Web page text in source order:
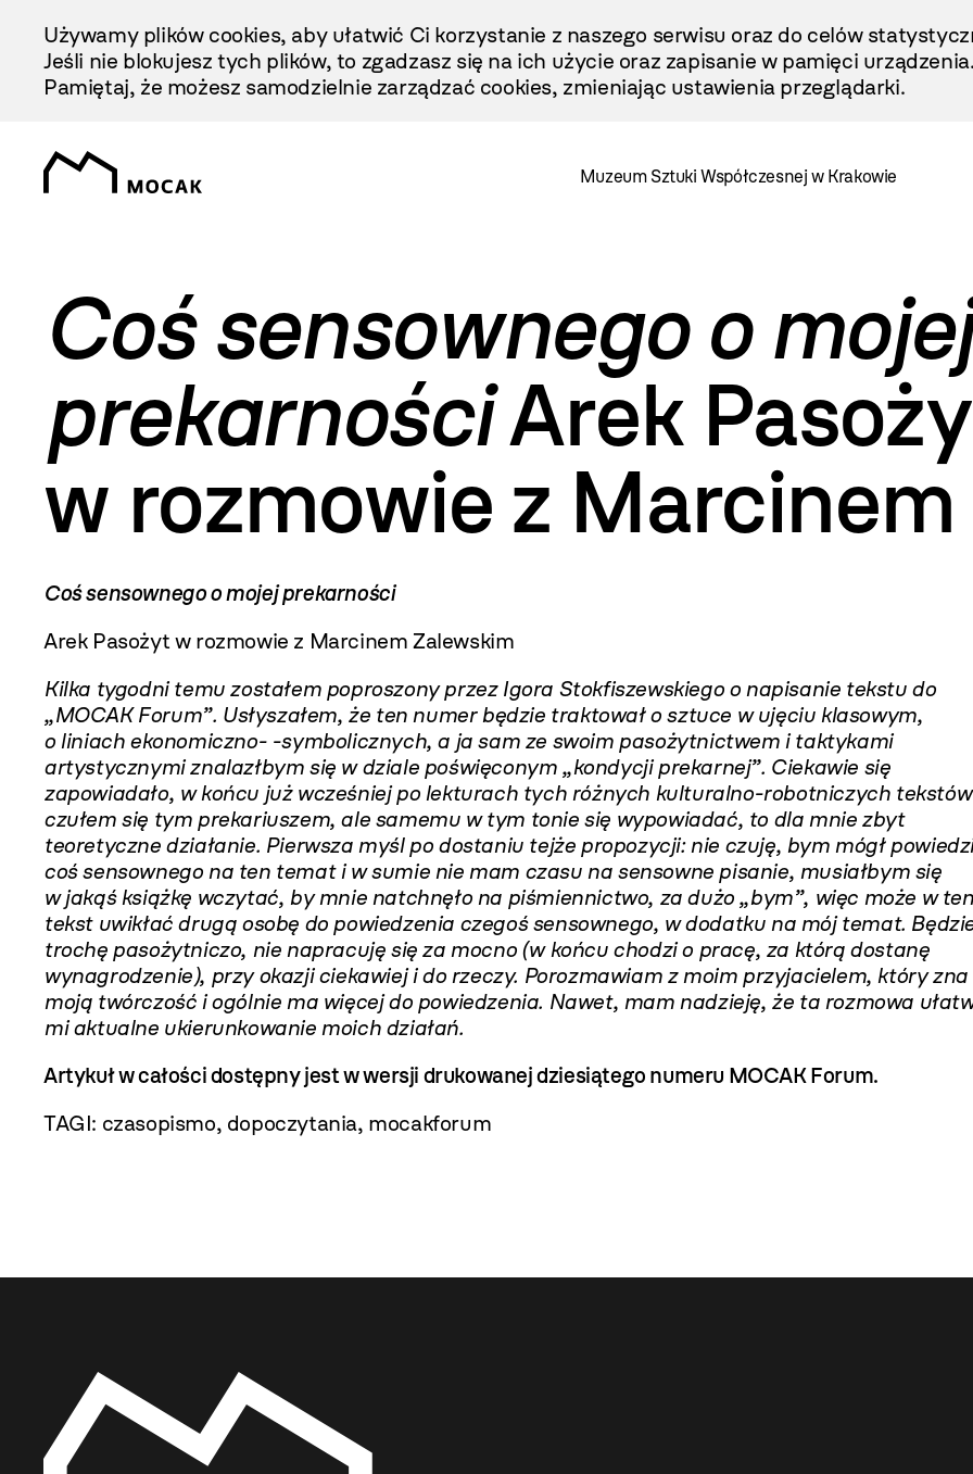
Treści
Używamy plików cookies, aby ułatwić Ci korzystanie z naszego serwisu oraz do celów
Jeśli nie blokujesz tych plików, to zgadzasz się na ich użycie oraz zapisanie w pamięci
Pamiętaj, że możesz samodzielnie zarządzać cookies, zmieniając ustawienia przeglądarki.
Muzeum Sztuki Współczesnej w Krakowie
Coś sensownego o mojej
prekarnościArek
w rozmowie z
Coś sensownego o mojej prekarności
Arek Pasożyt w rozmowie z Marcinem Zalewskim
Kilka tygodni temu zostałem poproszony przez Igora Stokfiszewskiego o napisanie tekstu do
„MOCAK Forum”. Usłyszałem, że ten numer będzie traktował o sztuce w ujęciu klasowym,
o liniach ekonomiczno- -symbolicznych, a ja sam ze swoim pasożytnictwem i taktykami
artystycznymi znalazłbym się w dziale poświęconym „kondycji prekarnej”. Ciekawie się
zapowiadało, w końcu już wcześniej po lekturach tych różnych kulturalno-robotniczych tekstów
czułem się tym prekariuszem, ale samemu w tym tonie się wypowiadać, to dla mnie zbyt
teoretyczne działanie. Pierwsza myśl po dostaniu tejże propozycji: nie czuję, bym mógł
coś sensownego na ten temat i w sumie nie mam czasu na sensowne pisanie, musiałbym się
w jakąś książkę wczytać, by mnie natchnęło na piśmiennictwo, za dużo „bym”, więc może w ten
tekst uwikłać drugą osobę do powiedzenia czegoś sensownego, w dodatku na mój temat.
trochę pasożytniczo, nie napracuję się za mocno (w końcu chodzi o pracę, za którą dostanę
wynagrodzenie), przy okazji ciekawiej i do rzeczy. Porozmawiam z moim przyjacielem, który zna
moją twórczość i ogólnie ma więcej do powiedzenia. Nawet, mam nadzieję, że ta rozmowa
mi aktualne ukierunkowanie moich działań.
Artykuł w całości dostępny jest w wersji drukowanej dziesiątego numeru MOCAK Forum.
TAGI: czasopismo, dopoczytania, mocakforum